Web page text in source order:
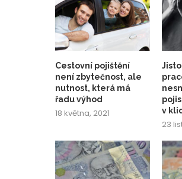
Cestovní pojištění
není zbytečnost, ale
nutnost, která má
řadu výhod
18 května, 2021
v
23